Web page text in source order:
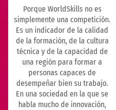
Porque WorldSkills no es
simplemente una competición.
Es un indicador de la calidad
de la formación, de la cultura
técnica y de la capacidad de
una región para formar a
personas capaces de
desempeñar bien su trabajo.
En una sociedad en la que se
habla mucho de innovación,